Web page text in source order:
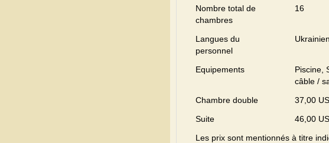
Nombre total de
chambres
16
Langues du
personnel
Equipements
Piscine,
câble /
Chambre double
37,00
Suite
46,00
Les prix sont mentionnés à titre